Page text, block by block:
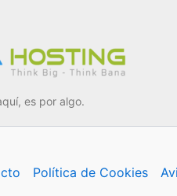
es por algo.
Política de Cookies